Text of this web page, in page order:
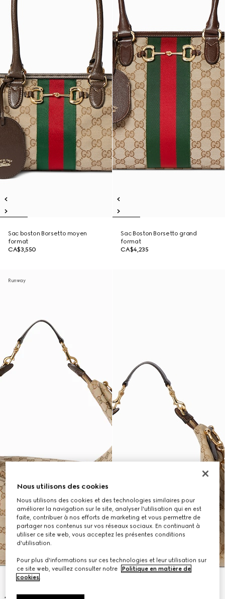
Sac boston Borsetto moyen
format
CA$3,550
Sac Boston Borsetto grand
format
CA$4,235
Runway
Nous utilisons des cookies
Nous utilisons des cookies et des technologies similaires pour
améliorer la navigation sur le site, analyser l'utilisation qui en est
faite, contribuer à nos efforts de marketing et vous permettre de
partager nos contenus sur vos réseaux sociaux. En continuant à
utiliser ce site web, vous acceptez les présentes conditions
d'utilisation.
Pour plus d'informations sur ces technologies et leur utilisation sur
ce site web, veuillez consulter notre
Politique en matière de
cookies.